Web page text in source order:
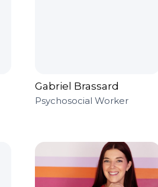
Gabriel Brassard
Psychosocial Worker